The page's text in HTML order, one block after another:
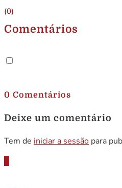
(0)
Comentários
0 Comentários
Deixe um comentário
Tem de iniciar a sessão para